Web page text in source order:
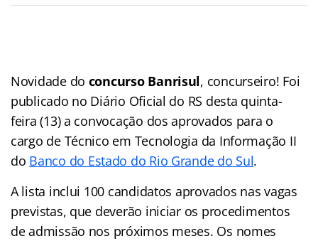
Novidade do concurso Banrisul, concurseiro! Foi
publicado no Diário Oficial do RS desta quinta-
feira (13) a convocação dos aprovados para o
cargo de Técnico em Tecnologia da Informação II
do Banco do Estado do Rio Grande do Sul.
A lista inclui 100 candidatos aprovados nas vagas
previstas, que deverão iniciar os procedimentos
de admissão nos próximos meses. Os nomes